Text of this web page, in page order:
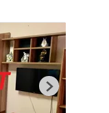
Next